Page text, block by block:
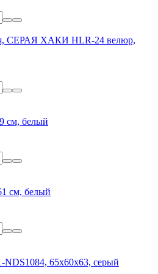
СЕРАЯ ХАКИ HLR-24 велюр,
см, белый
см, белый
65х60х63, серый